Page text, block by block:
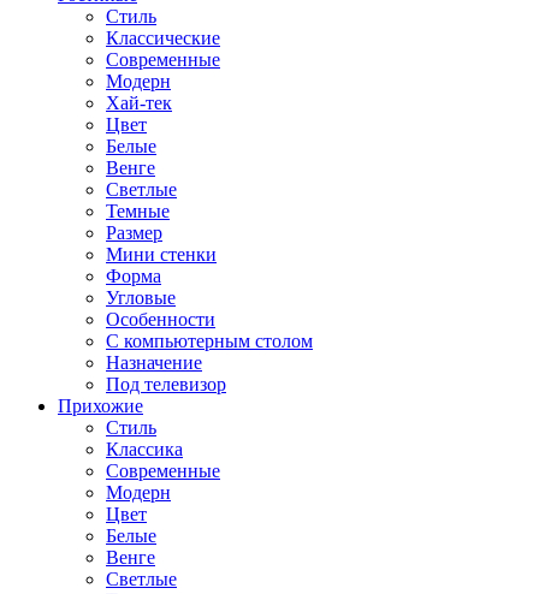
Стиль
Классические
Современные
Модерн
Хай-тек
Цвет
Белые
Венге
Светлые
Темные
Размер
Мини стенки
Форма
Угловые
Особенности
С компьютерным столом
Назначение
Под телевизор
Прихожие
Стиль
Классика
Современные
Модерн
Цвет
Белые
Венге
Светлые